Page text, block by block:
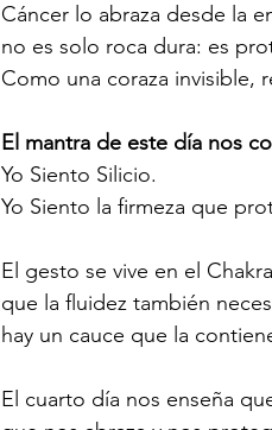
Cáncer lo abraza desde la
no es solo roca dura: es
Como una coraza invisible,
El mantra de este día nos
Yo Siento Silicio.
Yo Siento la firmeza que
El gesto se vive en el
que la fluidez también
hay un cauce que la
El cuarto día nos enseña